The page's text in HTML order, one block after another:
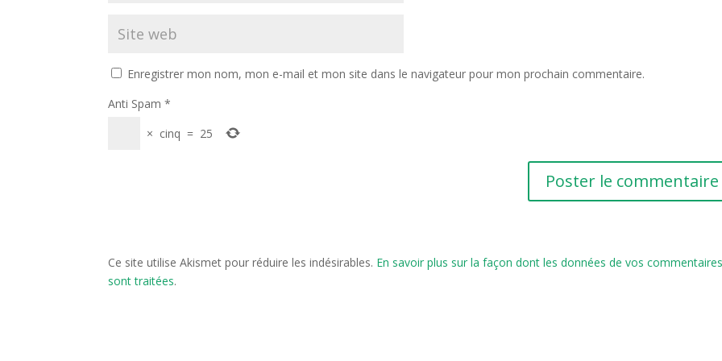
Enregistrer mon nom, mon e-mail et mon site dans le navigateur pour mon prochain commentaire.
Anti Spam *
× cinq = 25
Ce site utilise Akismet pour réduire les indésirables. En savoir plus sur la façon dont les données de vos
sont traitées.